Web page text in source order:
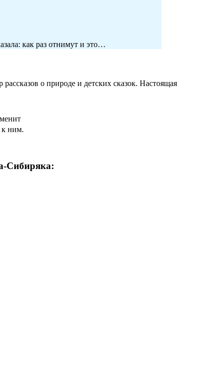
как раз отнимут и это…
о природе и детских сказок. Настоящая
к ним.
Сибиряка: